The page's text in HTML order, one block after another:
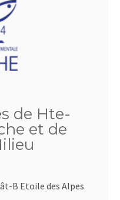
de Hte-
et de
B Etoile des Alpes